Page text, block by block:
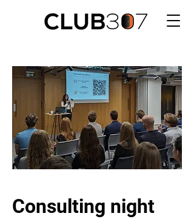
Consulting night